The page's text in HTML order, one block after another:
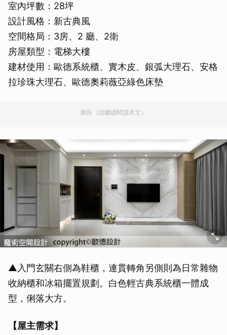
室內坪數：28坪
設計風格：新古典風
空間格局：3房、2 廳、2衛
房屋類型：電梯大樓
建材使用：歐德系統櫃、實木皮、銀弧大理石、安格
拉珍珠大理石、歐德奧莉薇亞綠色床墊
廣告（請繼續閱讀本文）
▲入門玄關右側為鞋櫃，連貫轉角另側則為日常雜物
收納櫃和冰箱擺置規劃。白色輕古典系統櫃一體成
型，俐落大方。
【屋主需求】